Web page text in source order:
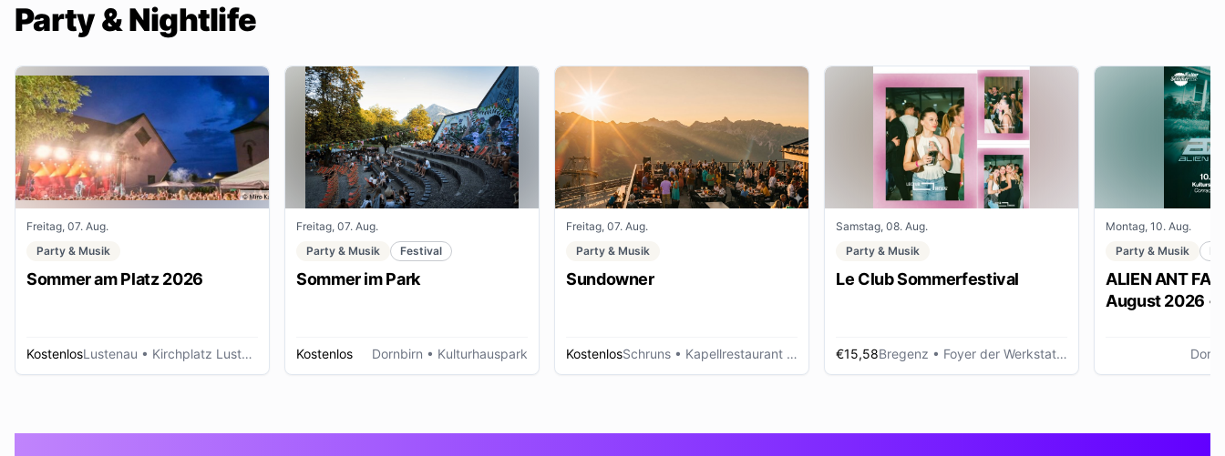
Party & Nightlife
Freitag, 07. Aug.
Party & Musik
Sommer am Platz 2026
KostenlosLustenau • Kirchplatz Lustenau
Freitag, 07. Aug.
Party & Musik
Festival
Sommer im Park
Kostenlos Dornbirn • Kulturhauspark
Freitag, 07. Aug.
Party & Musik
Sundowner
KostenlosSchruns • Kapellrestaurant - Hochjoch
Samstag, 08. Aug.
Party & Musik
Le Club Sommerfestival
€15,58Bregenz • Foyer der Werkstattbühne, Bregenz (AT)
Montag, 10. Aug.
Party & Musik
ALIEN ANT
August 2026 •